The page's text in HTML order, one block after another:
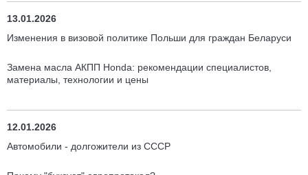
13.01.2026
Изменения в визовой политике Польши для граждан Беларуси
Замена масла АКПП Honda: рекомендации специалистов,
материалы, технологии и цены
12.01.2026
Автомобили - долгожители из СССР